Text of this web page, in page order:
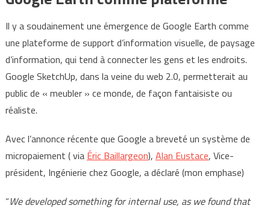
Il y a soudainement une émergence de Google Earth comme
une plateforme de support d’information visuelle, de paysage
d’information, qui tend à connecter les gens et les endroits.
Google SketchUp, dans la veine du web 2.0, permetterait au
public de « meubler » ce monde, de façon fantaisiste ou
réaliste.
Avec l’annonce récente que Google a breveté un système de
micropaiement ( via Éric Baillargeon), Alan Eustace, Vice-
président, Ingénierie chez Google, a déclaré (mon emphase)
“We developed something for internal use, as we found that